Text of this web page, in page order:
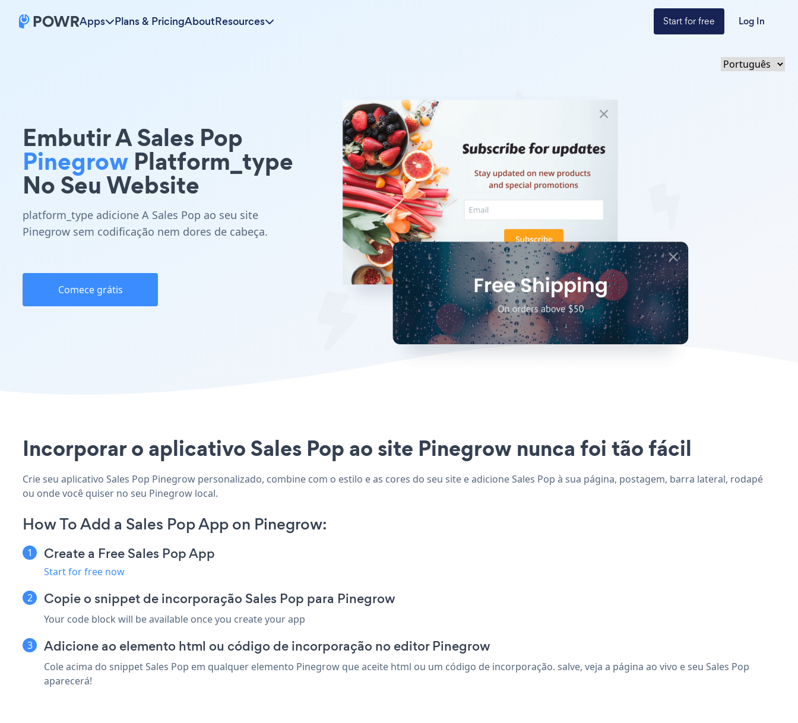
Apps Plans & PricingAboutResources Start for free Log In
Embutir A Sales Pop
Pinegrow Platform_type
No Seu Website
platform_type adicione A Sales Pop ao seu site
Pinegrow sem codificação nem dores de cabeça.
Comece grátis
Incorporar o aplicativo Sales Pop ao site Pinegrow nunca foi tão fácil
Crie seu aplicativo Sales Pop Pinegrow personalizado, combine com o estilo e as cores do seu site e adicione Sales Pop à sua página, postagem, barra lateral, rodapé
ou onde você quiser no seu Pinegrow local.
How To Add a Sales Pop App on Pinegrow:
Create a Free Sales Pop App
Start for free now
Copie o snippet de incorporação Sales Pop para Pinegrow
Your code block will be available once you create your app
Adicione ao elemento html ou código de incorporação no editor Pinegrow
Cole acima do snippet Sales Pop em qualquer elemento Pinegrow que aceite html ou um código de incorporação. salve, veja a página ao vivo e seu Sales Pop
aparecerá!